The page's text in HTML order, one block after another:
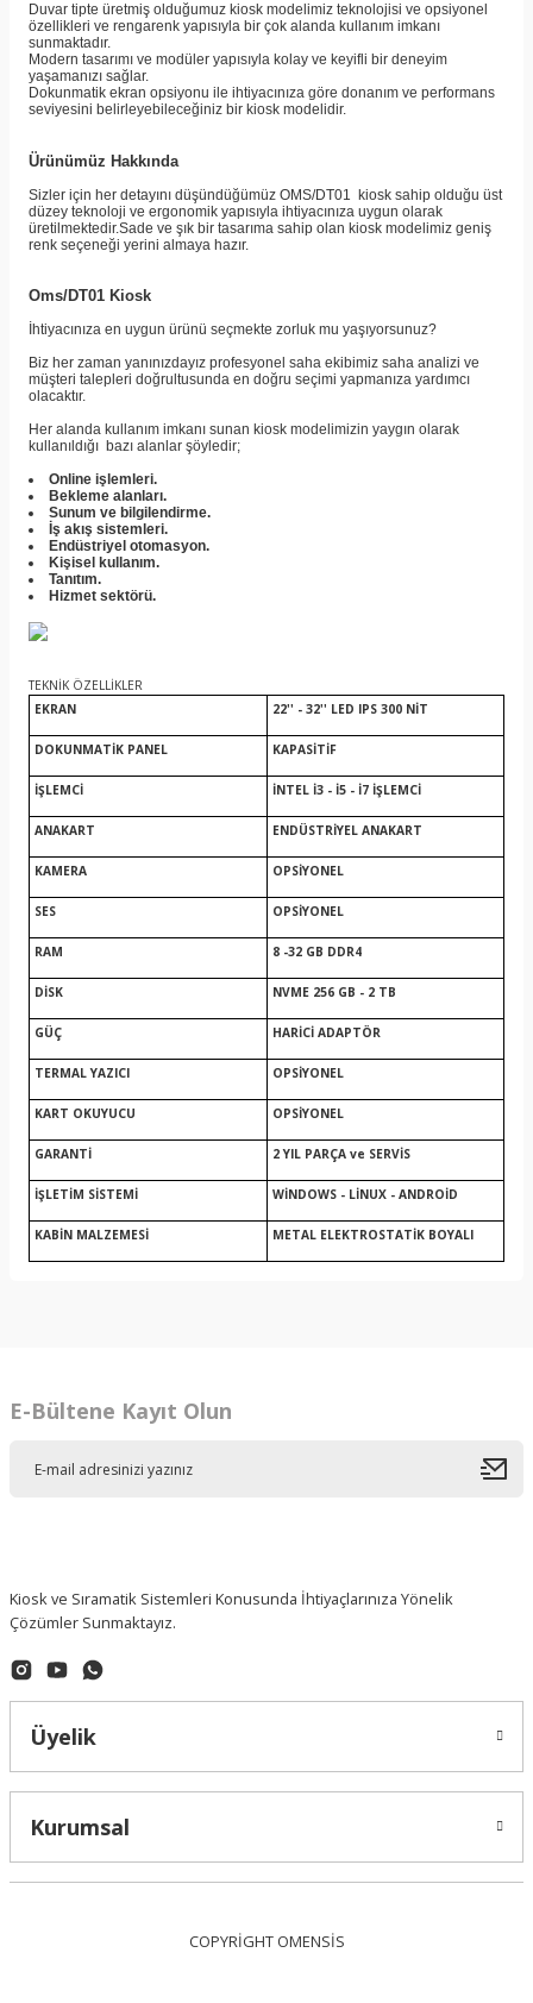
Duvar tipte üretmiş olduğumuz kiosk modelimiz teknolojisi ve opsiyonel
özellikleri ve rengarenk yapısıyla bir çok alanda kullanım imkanı
sunmaktadır.
Modern tasarımı ve modüler yapısıyla kolay ve keyifli bir deneyim
yaşamanızı sağlar.
Dokunmatik ekran opsiyonu ile ihtiyacınıza göre donanım ve performans
seviyesini belirleyebileceğiniz bir kiosk modelidir.
Ürünümüz Hakkında
Sizler için her detayını düşündüğümüz OMS/DT01 kiosk sahip olduğu üst
düzey teknoloji ve ergonomik yapısıyla ihtiyacınıza uygun olarak
üretilmektedir.Sade ve şık bir tasarıma sahip olan kiosk modelimiz geniş
renk seçeneği yerini almaya hazır.
Oms/DT01 Kiosk
İhtiyacınıza en uygun ürünü seçmekte zorluk mu yaşıyorsunuz?
Biz her zaman yanınızdayız profesyonel saha ekibimiz saha analizi ve
müşteri talepleri doğrultusunda en doğru seçimi yapmanıza yardımcı
olacaktır.
Her alanda kullanım imkanı sunan kiosk modelimizin yaygın olarak
kullanıldığı bazı alanlar şöyledir;
Online işlemleri.
Bekleme alanları.
Sunum ve bilgilendirme.
İş akış sistemleri.
Endüstriyel otomasyon.
Kişisel kullanım.
Tanıtım.
Hizmet sektörü.
TEKNİK ÖZELLİKLER
EKRAN
22'' - 32'' LED IPS 300 NİT
DOKUNMATİK PANEL KAPASİTİF
İŞLEMCİ İNTEL İ3 - İ5 - İ7 İŞLEMCİ
ANAKART ENDÜSTRİYEL ANAKART
KAMERA OPSİYONEL
SES OPSİYONEL
RAM 8 -32 GB DDR4
DİSK NVME 256 GB - 2 TB
GÜÇ HARİCİ ADAPTÖR
TERMAL YAZICI OPSİYONEL
KART OKUYUCU OPSİYONEL
GARANTİ 2 YIL PARÇA ve SERVİS
İŞLETİM SİSTEMİ WİNDOWS - LİNUX - ANDROİD
KABİN MALZEMESİ METAL ELEKTROSTATİK BOYALI
E-Bültene Kayıt Olun
Kiosk ve Sıramatik Sistemleri Konusunda İhtiyaçlarınıza Yönelik
Çözümler Sunmaktayız.
Üyelik
Kurumsal
COPYRİGHT OMENSİS